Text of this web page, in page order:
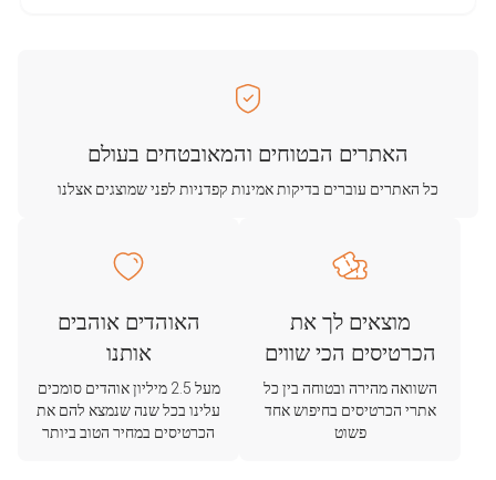
האתרים הבטוחים והמאובטחים בעולם
כל האתרים עוברים בדיקות אמינות קפדניות לפני שמוצגים אצלנו
מוצאים לך את
הכרטיסים הכי שווים
השוואה מהירה ובטוחה בין כל
אתרי הכרטיסים בחיפוש אחד
פשוט
האוהדים אוהבים
אותנו
מעל 2.5 מיליון אוהדים סומכים
עלינו בכל שנה שנמצא להם את
הכרטיסים במחיר הטוב ביותר